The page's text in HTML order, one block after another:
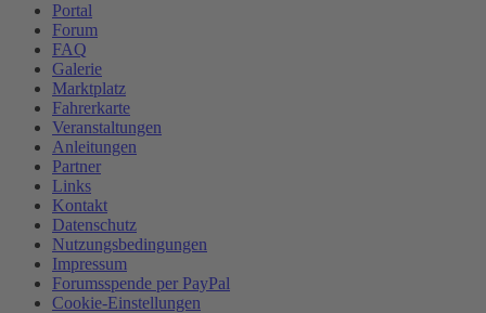
Portal
Forum
FAQ
Galerie
Marktplatz
Fahrerkarte
Veranstaltungen
Anleitungen
Partner
Links
Kontakt
Datenschutz
Nutzungsbedingungen
Impressum
Forumsspende per PayPal
Cookie-Einstellungen